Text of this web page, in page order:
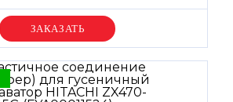
Уточняйте цену